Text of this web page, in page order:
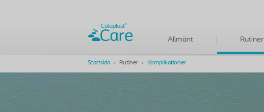
Allmänt Rutiner
Startsida Rutiner Komplikationer